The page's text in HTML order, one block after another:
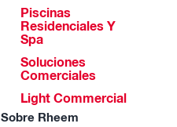
Piscinas
Residenciales Y
Spa
Soluciones
Comerciales
Light Commercial
Sobre Rheem